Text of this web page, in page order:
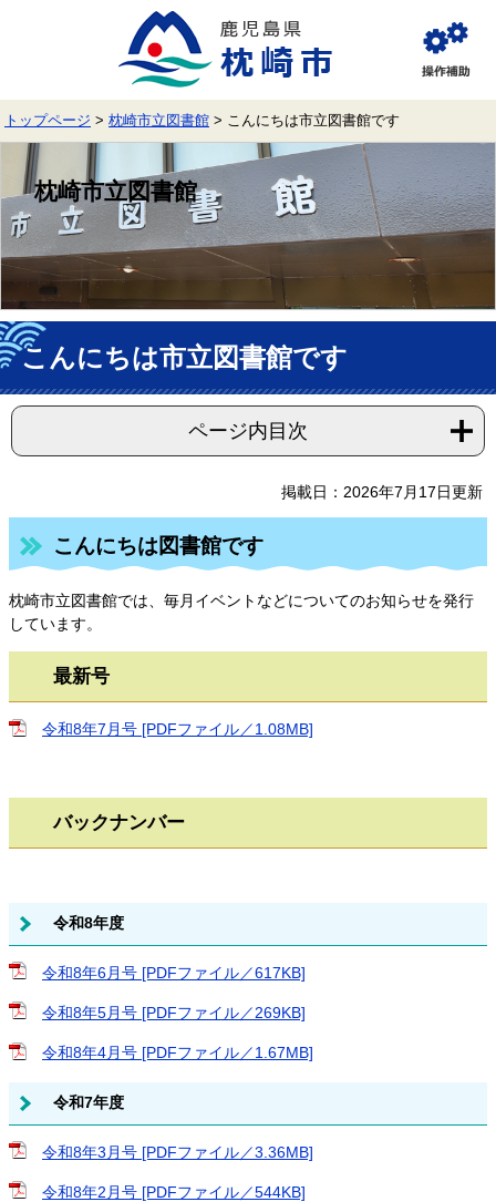
で
す。
ば
し
へ
覧
補
トップページ > 枕崎市立図書館 > こんにちは市立図書館です
枕崎市立図書館
本
文 こんにちは市立図書館です
ページ内目次
掲載日：2026年7月17日更新
こんにちは図書館です
枕崎市立図書館では、毎月イベントなどについてのお知らせを発行
しています。
最新号​
令和8年7月号 [PDFファイル／1.08MB]
バックナンバー
令和8年度
令和8年6月号 [PDFファイル／617KB]
令和8年5月号 [PDFファイル／269KB]
令和8年4月号 [PDFファイル／1.67MB]
令和7年度
令和8年3月号 [PDFファイル／3.36MB]
令和8年2月号 [PDFファイル／544KB]